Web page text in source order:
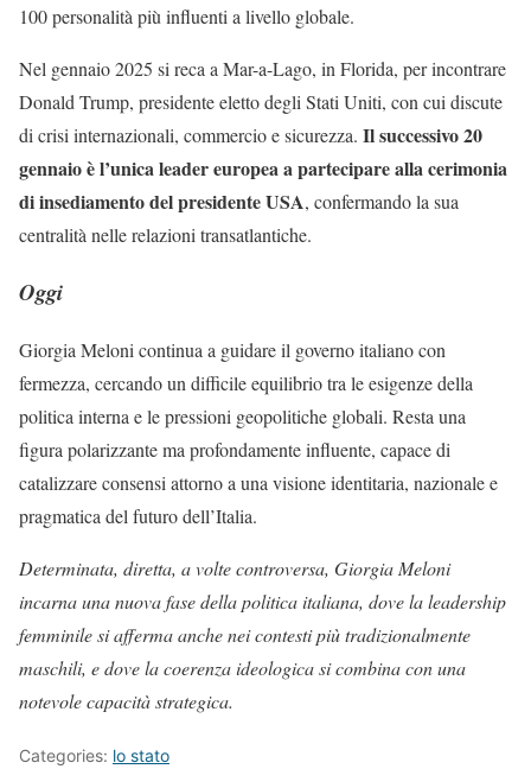
100 personalità più influenti a livello globale.
Nel gennaio 2025 si reca a Mar-a-Lago, in Florida, per incontrare
Donald Trump, presidente eletto degli Stati Uniti, con cui discute
di crisi internazionali, commercio e sicurezza. Il successivo 20
gennaio è l’unica leader europea a partecipare alla cerimonia
di insediamento del presidente USA, confermando la sua
centralità nelle relazioni transatlantiche.
Oggi
Giorgia Meloni continua a guidare il governo italiano con
fermezza, cercando un difficile equilibrio tra le esigenze della
politica interna e le pressioni geopolitiche globali. Resta una
figura polarizzante ma profondamente influente, capace di
catalizzare consensi attorno a una visione identitaria, nazionale e
pragmatica del futuro dell’Italia.
Determinata, diretta, a volte controversa, Giorgia Meloni
incarna una nuova fase della politica italiana, dove la leadership
femminile si afferma anche nei contesti più tradizionalmente
maschili, e dove la coerenza ideologica si combina con una
notevole capacità strategica.
Categories: lo stato